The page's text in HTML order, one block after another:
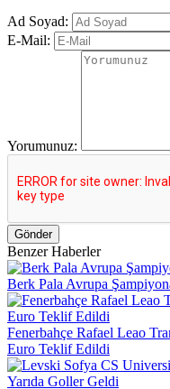
Ad Soyad:
E-Mail:
Yorumunuz:
Gönder
Benzer Haberler
Berk Pala Avrupa
Fenerbahçe Rafael Leao
Euro Teklif Edildi